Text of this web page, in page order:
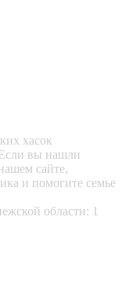
хасок
вы нашли
сайте,
и помогите семье
области: 1